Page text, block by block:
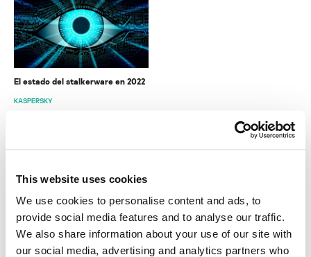
This website uses cookies
We use cookies to personalise content and ads, to
provide social media features and to analyse our traffic.
We also share information about your use of our site with
our social media, advertising and analytics partners who
El estado del stalkerware en 2022
KASPERSKY
BlindEagle vuela alto en LATAM
Kaspersky proporciona información sobre la actividad y los TTPs
del APT BlindEagle. Grupo que apunta a organizaciones e
individuos en Colombia, Ecuador, Chile, Panamá y otros países de